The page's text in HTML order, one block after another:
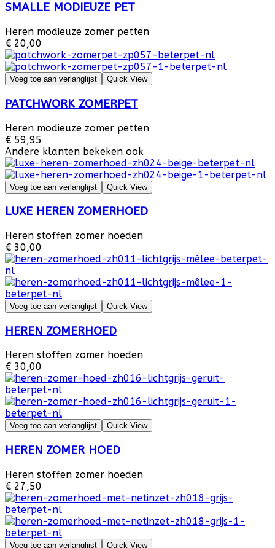
SMALLE MODIEUZE PET
Heren modieuze zomer petten
€ 20,00
Voeg toe aan verlanglijst Quick View
PATCHWORK ZOMERPET
Heren modieuze zomer petten
€ 59,95
Andere klanten bekeken ook
Voeg toe aan verlanglijst Quick View
LUXE HEREN ZOMERHOED
Heren stoffen zomer hoeden
€ 30,00
Voeg toe aan verlanglijst Quick View
HEREN ZOMERHOED
Heren stoffen zomer hoeden
€ 30,00
Voeg toe aan verlanglijst Quick View
HEREN ZOMER HOED
Heren stoffen zomer hoeden
€ 27,50
Voeg toe aan verlanglijst Quick View